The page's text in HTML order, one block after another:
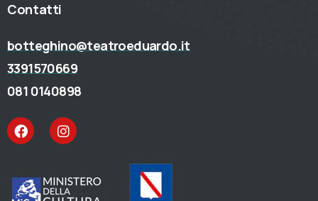
Contatti
botteghino@teatroeduardo.it
3391570669
081 0140898